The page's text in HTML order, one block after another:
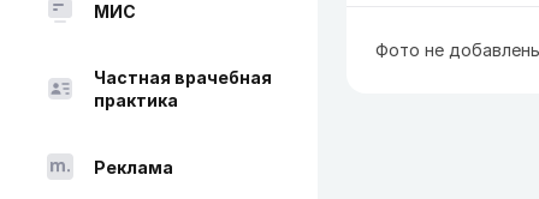
МИС
Частная врачебная
практика
Реклама
Фото не